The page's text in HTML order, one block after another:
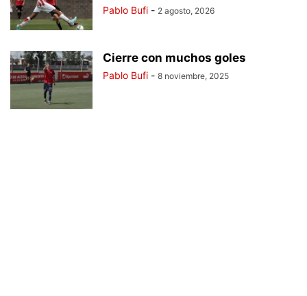
Pablo Bufi - 2 agosto, 2026
Cierre con muchos goles
Pablo Bufi - 8 noviembre, 2025